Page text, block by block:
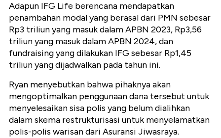
Adapun IFG Life berencana mendapatkan
penambahan modal yang berasal dari PMN sebesar
Rp3 triliun yang masuk dalam APBN 2023, Rp3,56
triliun yang masuk dalam APBN 2024, dan
fundraising yang dilakukan IFG sebesar Rp1,45
triliun yang dijadwalkan pada tahun ini.
Ryan menyebutkan bahwa pihaknya akan
mengoptimalkan penggunaan dana tersebut untuk
menyelesaikan sisa polis yang belum dialihkan
dalam skema restrukturisasi untuk menyelamatkan
polis-polis warisan dari Asuransi Jiwasraya.